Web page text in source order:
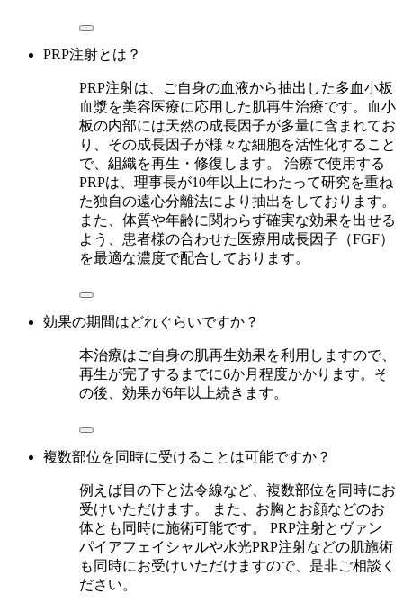
PRP注射とは？
PRP注射は、ご自身の血液から抽出した多血小板
血漿を美容医療に応用した肌再生治療です。血小
板の内部には天然の成長因子が多量に含まれてお
り、その成長因子が様々な細胞を活性化すること
で、組織を再生・修復します。 治療で使用する
PRPは、理事長が10年以上にわたって研究を重ね
た独自の遠心分離法により抽出をしております。
また、体質や年齢に関わらず確実な効果を出せる
よう、患者様の合わせた医療用成長因子（FGF）
を最適な濃度で配合しております。
効果の期間はどれぐらいですか？
本治療はご自身の肌再生効果を利用しますので、
再生が完了するまでに6か月程度かかります。そ
の後、効果が6年以上続きます。
複数部位を同時に受けることは可能ですか？
例えば目の下と法令線など、複数部位を同時にお
受けいただけます。 また、お胸とお顔などのお
体とも同時に施術可能です。 PRP注射とヴァン
パイアフェイシャルや水光PRP注射などの肌施術
も同時にお受けいただけますので、是非ご相談く
ださい。